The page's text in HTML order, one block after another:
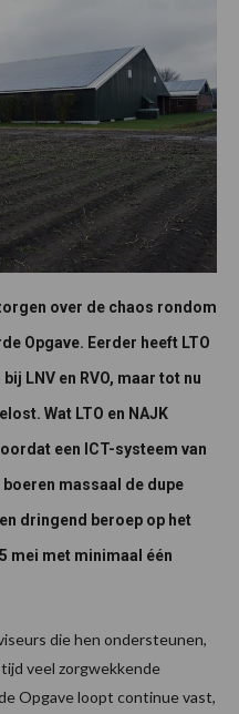
over de chaos rondom
Opgave. Eerder heeft LTO
LNV en RVO, maar tot nu
Wat LTO en NAJK
een ICT-systeem van
massaal de dupe
dringend beroep op het
mei met minimaal één
die hen ondersteunen,
veel zorgwekkende
Opgave loopt continue vast,